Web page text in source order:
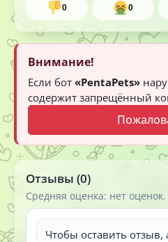
0 0
Внимание!
Если бот «PentaPets»
содержит запрещённый
Отзывы (0)
Средняя оценка: нет оценок.
Чтобы оставить отзыв,